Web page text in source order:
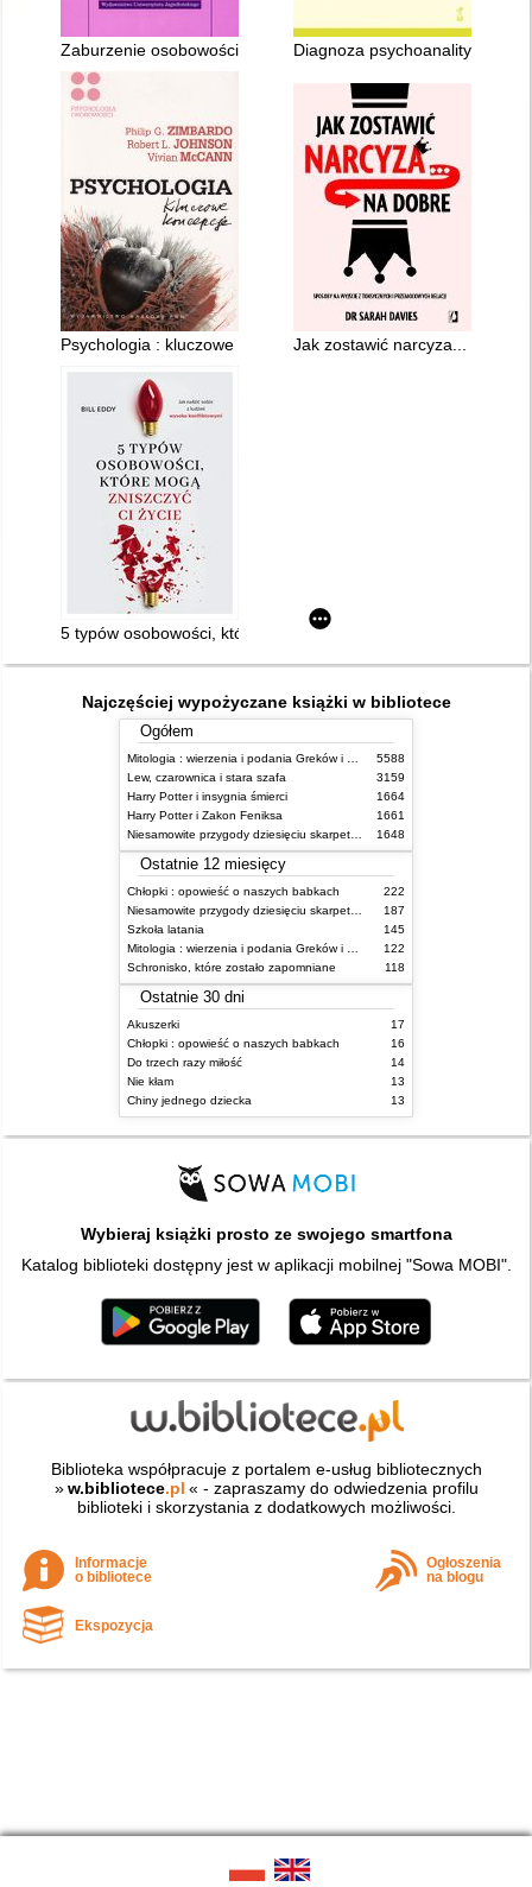
Zaburzenie osobowości z pogranicza : terapia poznawczo-
Diagnoza psychoanalityczna
Psychologia : kluczowe koncepcje. 4,Jak zostawić narcyza... na
5 typów osobowości, które mogą zniszczyć ci życie
Najczęściej wypożyczane książki w bibliotece
Ogółem
5588
Lew, czarownica i stara szafa
3159
Harry Potter i insygnia śmierci
1664
Harry Potter i Zakon Feniksa
1661
1648
Ostatnie 12 miesięcy
Chłopki : opowieść o naszych babkach
222
187
Szkoła latania
145
122
Schronisko, które zostało zapomniane
118
Ostatnie 30 dni
Akuszerki
17
Chłopki : opowieść o naszych babkach
16
Do trzech razy miłość
14
Nie kłam
13
Chiny jednego dziecka
13
Wybieraj książki prosto ze swojego smartfona
Katalog biblioteki dostępny jest w aplikacji mobilnej "Sowa MOBI".
Biblioteka współpracuje z portalem e-usług bibliotecznych
» w.bibliotece.pl « - zapraszamy do odwiedzenia profilu
biblioteki i skorzystania z dodatkowych możliwości.
Informacje
o bibliotece
Ogłoszenia
na blogu
Ekspozycja